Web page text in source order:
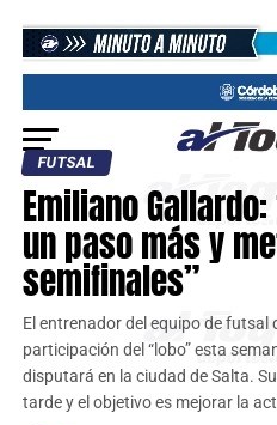
FUTSAL
Emiliano
un paso más y
semifinales”
El entrenador del equipo de futsal
participación del “lobo” esta
disputará en la ciudad de Salta.
tarde y el objetivo es mejorar la